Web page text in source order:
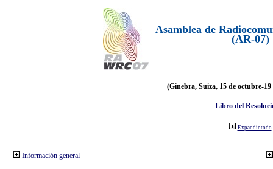
Asamblea de
(AR-07)
(Ginebra, Suiza, 15 de octubre-19
Libro del
Expandir todo
Información general